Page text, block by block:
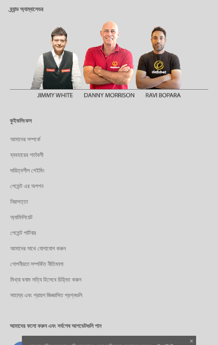
ব্র্যান্ড অ্যাম্বাসেডর
কুইকলিংকস
আমাদের সম্পর্কে
ব্যবহারের শর্তাবলী
দায়িত্বশীল গেইমিং
পেমেন্ট এর অপশন
নিরাপত্তা
অ্যাফিলিয়েট
পেমেন্ট পার্টনার
আমাদের সাথে যোগাযোগ করুন
গোপনীয়তা সম্পর্কিত নীতিমালা
মিথ্যা বনাম সত্যি হিসেবে চিহ্নিত করুন
সাহায্য এবং প্রায়শ জিজ্ঞাসিত প্রশ্নগুলি
আমাদের ফলো করুন এবং সর্বশেষ আপডেটগুলি পান
x